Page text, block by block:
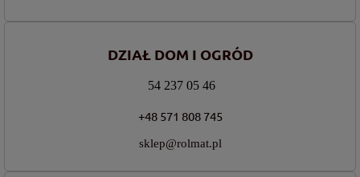
DZIAŁ DOM I OGRÓD
54 237 05 46
+48 571 808 745
sklep@rolmat.pl